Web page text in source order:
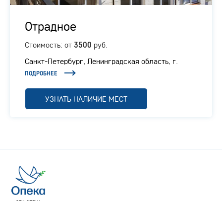
Отрадное
Стоимость: от 3500 руб.
Санкт-Петербург, Ленинградская область, г.
Отрадное, Ленинградское шоссе, 1/1
ПОДРОБНЕЕ
УЗНАТЬ НАЛИЧИЕ МЕСТ